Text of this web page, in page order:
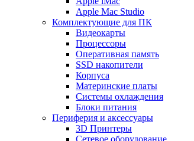
Apple Mac Studio
Комплектующие для ПК
Видеокарты
Процессоры
Оперативная память
SSD накопители
Корпуса
Материнские платы
Системы охлаждения
Блоки питания
Периферия и аксессуары
3D Принтеры
Сетевое оборудование